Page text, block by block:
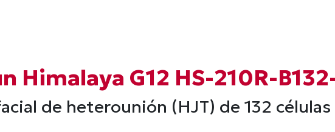
Himalaya G12 HS-210R-
de heterounión (HJT) de 132